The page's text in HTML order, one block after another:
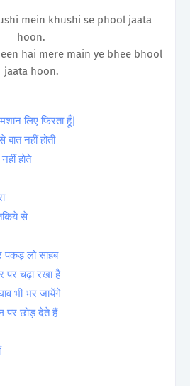
mein khushi se phool jaata
hoon.
hai mere main ye bhee bhool
jaata hoon.
लिए फिरता हूँ|
नहीं होती
होते
से
पकड़ लो साहब
पर चढ़ा रखा है
भी भर जायेंगे
पर छोड़ देते हैं